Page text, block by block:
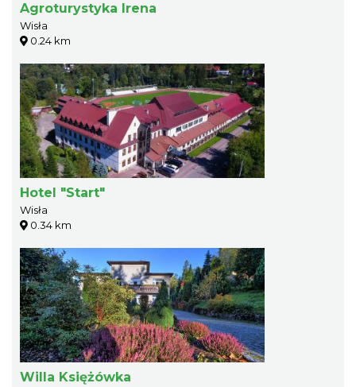
Agroturystyka Irena
Wisła
0.24 km
Hotel "Start"
Wisła
0.34 km
Willa Księżówka